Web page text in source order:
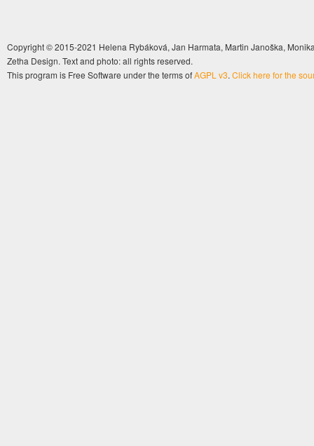
Copyright © 2015-2021 Helena Rybáková, Jan Harmata, Martin Janoška,
Zetha Design. Text and photo: all rights reserved.
This program is Free Software under the terms ofAGPL v3. Click here for the